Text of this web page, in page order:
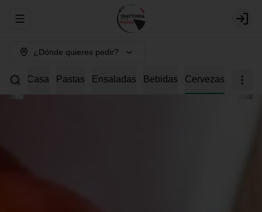
Abrir menu de navegación Login
¿Dónde quieres pedir?
della Casa Pastas Ensaladas Bebidas Cervezas